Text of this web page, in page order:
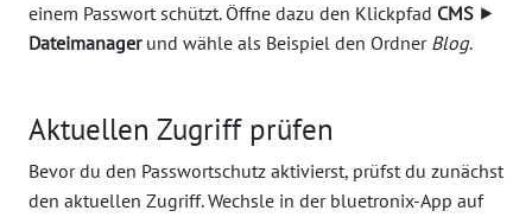
einem Passwort schützt. Öffne dazu den Klickpfad CMS ⯈
Dateimanagerund wähle als Beispiel den Ordner Blog.
Aktuellen Zugriff prüfen
Bevor du den Passwortschutz aktivierst, prüfst du zunächst
den aktuellen Zugriff. Wechsle in der bluetronix-App auf